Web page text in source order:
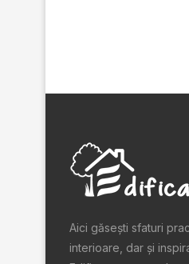
Aici găsești sfaturi
interioare, dar și